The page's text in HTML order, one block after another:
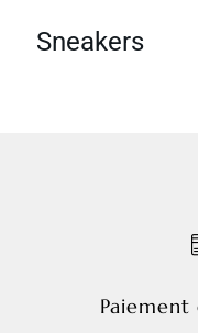
Sneakers
Paiement